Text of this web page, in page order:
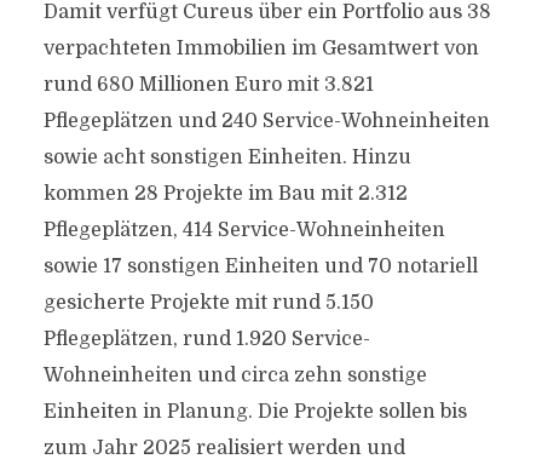
Damit verfügt Cureus über ein Portfolio aus 38
verpachteten Immobilien im Gesamtwert von
rund 680 Millionen Euro mit 3.821
Pflegeplätzen und 240 Service-Wohneinheiten
sowie acht sonstigen Einheiten. Hinzu
kommen 28 Projekte im Bau mit 2.312
Pflegeplätzen, 414 Service-Wohneinheiten
sowie 17 sonstigen Einheiten und 70 notariell
gesicherte Projekte mit rund 5.150
Pflegeplätzen, rund 1.920 Service-
Wohneinheiten und circa zehn sonstige
Einheiten in Planung. Die Projekte sollen bis
zum Jahr 2025 realisiert werden und